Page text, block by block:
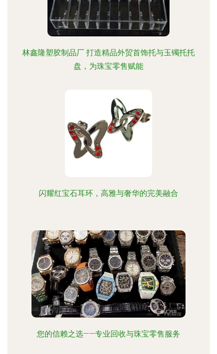
林鑫隆塑胶制品厂 打造精品外贸首饰托与玉镯托托
盘，为珠宝零售赋能
闪耀红宝石耳环，高雅与奢华的完美融合
您的信赖之选——专业回收与珠宝零售服务